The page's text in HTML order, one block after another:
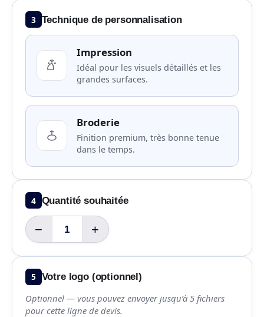
3 Technique de personnalisation
Impression
Idéal pour les visuels détaillés et les
grandes surfaces.
Broderie
Finition premium, très bonne tenue
dans le temps.
4 Quantité souhaitée
− +
5 Votre logo (optionnel)
Optionnel — vous pouvez envoyer jusqu’à 5 fichiers
pour cette ligne de devis.